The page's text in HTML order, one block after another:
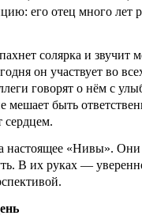
его отец много лет
солярка и звучит
он участвует во
говорят о нём с
мешает быть
сердцем.
настоящее «Нивы».
В их руках —